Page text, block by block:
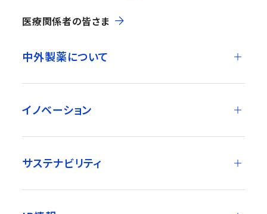
医療関係者の皆さま
中外製薬について
イノベーション
サステナビリティ